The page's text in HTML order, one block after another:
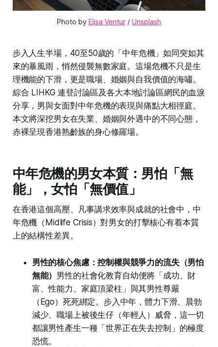
Photo by Elisa Ventur / Unsplash
步入人生半場，40至50歲的「中年危機」如同突如其
來的暴風雨，悄然侵襲無數家庭。這場危機不只是生
理機能的下滑，更是職場、婚姻與自我價值的海嘯。
綜合 LIHKG 連登討論區及各大本地討論區網民的血淚
分享，男與女面對中年危機的表現與痛點大相徑庭。
本文將深挖男女在失業、婚姻與外遇中的不同心態，
赤裸呈現香港熟齡族的身心修羅場。
中年危機的男女本質：男怕「無
能」，女怕「無價值」
在香港這個高壓、凡事講求效率與成就的社會中，中
年危機（Midlife Crisis）對男女的打擊核心有着本質
上的結構性差異。
男性的核心焦慮：控制權與競爭力的流失（男怕
無能） 男性的社會化教育自幼便將「成功、財
富、性能力、家庭頂梁柱」與其男性尊嚴
（Ego）死死綁定。步入中年，體力下滑、晨勃
減少、職場上被後生仔（年輕人）威脅，這一切
都讓男性產生一種「世界正在失去控制」的極度
恐慌。